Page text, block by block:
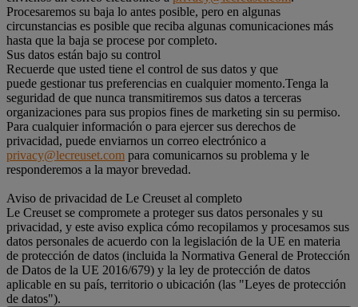
Procesaremos su baja lo antes posible, pero en algunas
circunstancias es posible que reciba algunas comunicaciones más
hasta que la baja se procese por completo.
Sus datos están bajo su control
Recuerde que usted tiene el control de sus datos y que
puede gestionar tus preferencias en cualquier momento.Tenga la
seguridad de que nunca transmitiremos sus datos a terceras
organizaciones para sus propios fines de marketing sin su permiso.
Para cualquier información o para ejercer sus derechos de
privacidad, puede enviarnos un correo electrónico a
privacy@lecreuset.com para comunicarnos su problema y le
responderemos a la mayor brevedad.
Aviso de privacidad de Le Creuset al completo
Le Creuset se compromete a proteger sus datos personales y su
privacidad, y este aviso explica cómo recopilamos y procesamos sus
datos personales de acuerdo con la legislación de la UE en materia
de protección de datos (incluida la Normativa General de Protección
de Datos de la UE 2016/679) y la ley de protección de datos
aplicable en su país, territorio o ubicación (las "Leyes de protección
de datos").